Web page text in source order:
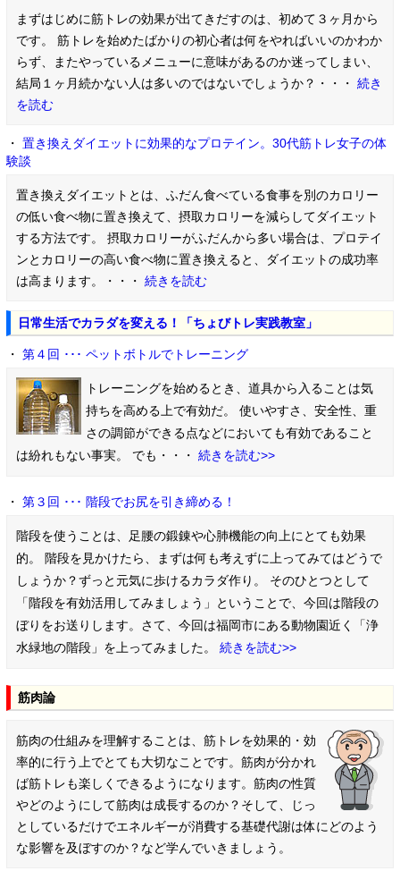
まずはじめに筋トレの効果が出てきだすのは、初めて３ヶ月から
です。 筋トレを始めたばかりの初心者は何をやればいいのかわか
らず、またやっているメニューに意味があるのか迷ってしまい、
結局１ヶ月続かない人は多いのではないでしょうか？・・・ 続き
を読む
・ 置き換えダイエットに効果的なプロテイン。30代筋トレ女子の体
験談
置き換えダイエットとは、ふだん食べている食事を別のカロリー
の低い食べ物に置き換えて、摂取カロリーを減らしてダイエット
する方法です。 摂取カロリーがふだんから多い場合は、プロテイ
ンとカロリーの高い食べ物に置き換えると、ダイエットの成功率
は高まります。・・・ 続きを読む
日常生活でカラダを変える！「ちょびトレ実践教室」
・ 第４回 ･･･ ペットボトルでトレーニング
トレーニングを始めるとき、道具から入ることは気
持ちを高める上で有効だ。 使いやすさ、安全性、重
さの調節ができる点などにおいても有効であること
は紛れもない事実。 でも・・・ 続きを読む>>
・ 第３回 ･･･ 階段でお尻を引き締める！
階段を使うことは、足腰の鍛錬や心肺機能の向上にとても効果
的。 階段を見かけたら、まずは何も考えずに上ってみてはどうで
しょうか？ずっと元気に歩けるカラダ作り。 そのひとつとして
「階段を有効活用してみましょう」ということで、今回は階段の
ぼりをお送りします。さて、今回は福岡市にある動物園近く「浄
水緑地の階段」を上ってみました。 続きを読む>>
筋肉論
筋肉の仕組みを理解することは、筋トレを効果的・効
率的に行う上でとても大切なことです。筋肉が分かれ
ば筋トレも楽しくできるようになります。筋肉の性質
やどのようにして筋肉は成長するのか？そして、じっ
としているだけでエネルギーが消費する基礎代謝は体にどのよう
な影響を及ぼすのか？など学んでいきましょう。